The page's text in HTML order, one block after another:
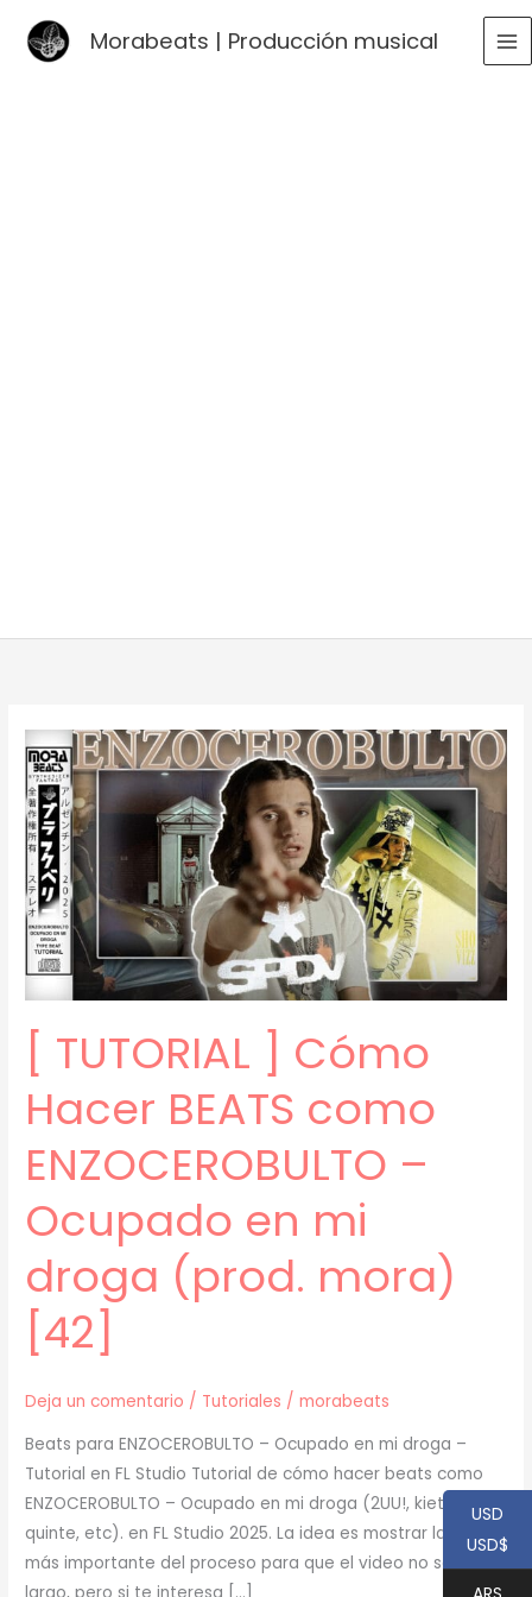
Morabeats | Producción musical
[ TUTORIAL ] Cómo
Hacer BEATS como
ENZOCEROBULTO –
Ocupado en mi
droga (prod. mora)
[42]
Deja un comentario / Tutoriales /morabeats
Beats para ENZOCEROBULTO – Ocupado en mi droga –
Tutorial en FL Studio Tutorial de cómo hacer beats como
ENZOCEROBULTO – Ocupado en mi droga (2UU!, kiett,
quinte, etc). en FL Studio 2025. La idea es mostrar la parte
más importante del proceso para que el video no sea muy
USD
USD$